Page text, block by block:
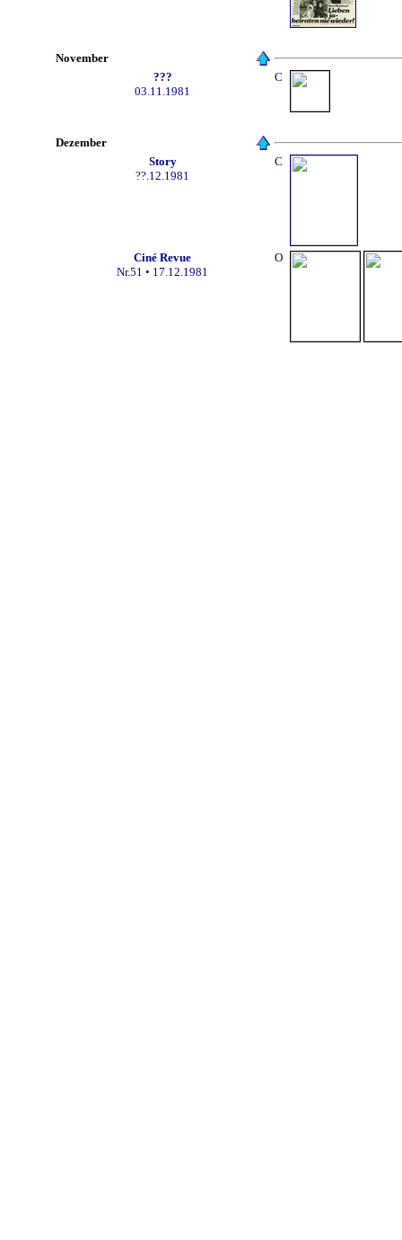
November
???
03.11.1981
C
Dezember
Story
??.12.1981
C
Ciné Revue
Nr.51 • 17.12.1981
O